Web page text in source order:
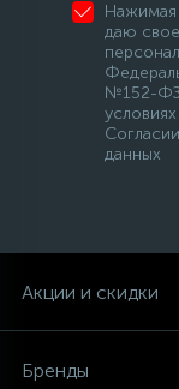
Нажимая
даю
№152-ФЗ
данных
Акции и скидки
Бренды